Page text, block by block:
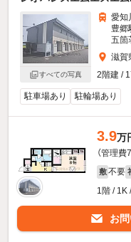
すべての写真
愛知
豊郷
五箇
滋賀
2階建 /
駐車場あり 駐輪場あり
3.9万
（管理費
敷 不要
1階 / 1K
お